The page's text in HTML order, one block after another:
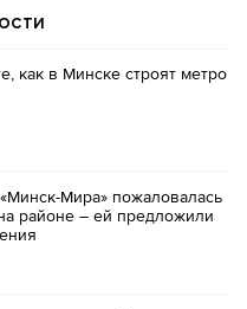
как в Минске строят метро
Мира» пожаловалась
районе – ей предложили